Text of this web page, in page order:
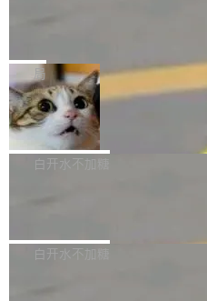
是把这段空隙补上。 回退到任何
aDB 捕获 commit 之间的每一次
微软同期总资本开支的四成。 与
bet、微软以及 Meta 等传统科技
ceXAI的资金消耗速度尤为引人瞩
撑庞大支出的资金来源却呈现出
貌。数据显示，微软和 Meta 主
一个在终端里运行的编程 agent
1.2，驱动这个 agent 的新模型。
你可以用 curl -fsSL https://
sh | bash 安装一个能在大项目里
代码、验证结果的 AI 终端工具。
个主 agent 循环，外加一组后台
局
美团开源 LoHoSearch，用知
准 AI 能力认知
机器出题的前提，是让机器拥有
构建流程可以分为四个环节：建
白开水不加糖
库，并将作为transport接入
白开水不加糖